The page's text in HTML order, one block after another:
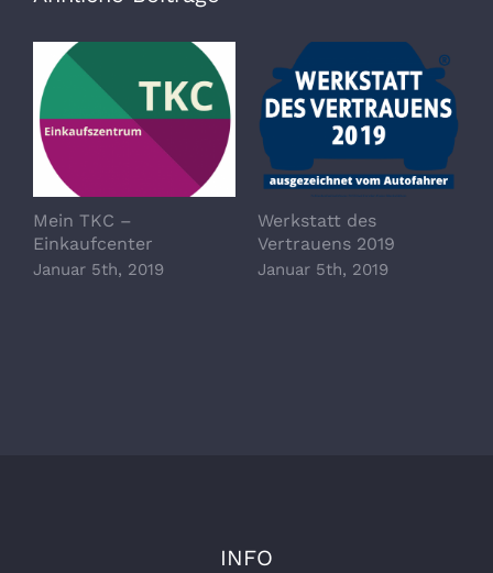
Mein TKC –
Einkaufcenter
Januar 5th, 2019
Werkstatt des
Vertrauens 2019
Januar 5th, 2019
INFO